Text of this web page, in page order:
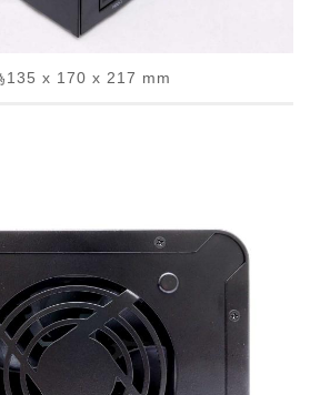
135 x 170 x 217 mm